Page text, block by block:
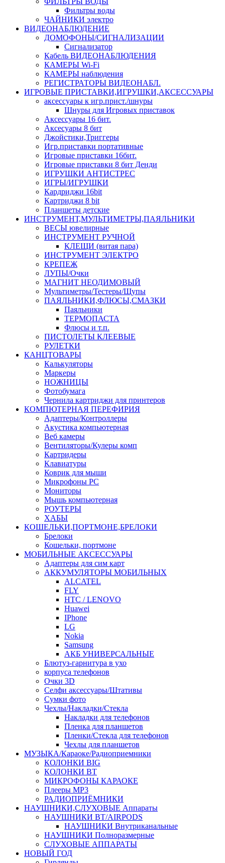
Фильтры воды
ЧАЙНИКИ электро
ВИДЕОНАБЛЮДЕНИЕ
ДОМОФОНЫ/СИГНАЛИЗАЦИИ
Сигнализатор
Кабель ВИДЕОНАБЛЮДЕНИЯ
КАМЕРЫ Wi-Fi
КАМЕРЫ наблюдения
РЕГИСТРАТОРЫ ВИДЕОНАБЛ.
ИГРОВЫЕ ПРИСТАВКИ,ИГРУШКИ,АКСЕССУАРЫ
аксесcуары к игр.прист./шнуры
Шнуры для Игровых приставок
Аксессуары 16 бит.
Аксесуары 8 бит
Джойстики,Триггеры
Игр.приставки портативные
Игровые приставки 16бит.
Игровые приставки 8 бит Денди
ИГРУШКИ АНТИСТРЕС
ИГРЫ/ИГРУШКИ
Кардриджи 16bit
Картриджи 8 bit
Планшеты детские
ИНСТРУМЕНТ,МУЛЬТИМЕТРЫ,ПАЯЛЬНИКИ
ВЕСЫ ювелирные
ИНСТРУМЕНТ РУЧНОЙ
КЛЕЩИ (витая пара)
ИНСТРУМЕНТ ЭЛЕКТРО
КРЕПЕЖ
ЛУПЫ/Очки
МАГНИТ НЕОДИМОВЫЙ
Мультиметры/Тестеры/Щупы
ПАЯЛЬНИКИ,ФЛЮСЫ,СМАЗКИ
Паяльники
ТЕРМОПАСТА
Флюсы и т.п.
ПИСТОЛЕТЫ КЛЕЕВЫЕ
РУЛЕТКИ
КАНЦТОВАРЫ
Калькуляторы
Маркеры
НОЖНИЦЫ
Фотобумага
Чернила картриджи для принтеров
КОМПЮТЕРНАЯ ПЕРЕФИРИЯ
Адаптеры/Контроллеры
Акустика компьютерная
Веб камеры
Вентиляторы/Кулеры комп
Картридеры
Клавиатуры
Коврик для мыши
Микрофоны PC
Мониторы
Мышь компьютерная
РОУТЕРЫ
ХАБЫ
КОШЕЛЬКИ,ПОРТМОНЕ,БРЕЛОКИ
Брелоки
Кошельки, портмоне
МОБИЛЬНЫЕ АКСЕССУАРЫ
Адаптеры для сим карт
АККУМУЛЯТОРЫ МОБИЛЬНЫХ
ALCATEL
FLY
HTC / LENOVO
Huawei
IPhone
LG
Nokia
Samsung
АКБ УНИВЕРСАЛЬНЫЕ
Блютуз-гарнитура в ухо
корпуса телефонов
Очки 3D
Селфи аксессуары/Штативы
Сумки фото
Чехлы/Накладки/Стекла
Накладки для телефонов
Пленка для планшетов
Пленки/Стекла для телефонов
Чехлы для планшетов
МУЗЫКА/Караоке/Радиоприемники
КОЛОНКИ BIG
КОЛОНКИ BT
МИКРОФОНЫ КАРАОКЕ
Плееры MP3
РАДИОПРИЁМНИКИ
НАУШНИКИ,СЛУХОВЫЕ Аппараты
НАУШНИКИ BT/AIRPODS
НАУШНИКИ Внутриканальные
НАУШНИКИ Полноразмерные
СЛУХОВЫЕ АППАРАТЫ
НОВЫЙ ГОД